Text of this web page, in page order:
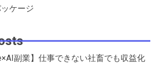
ケージ
副業】仕事できない社畜でも収益化